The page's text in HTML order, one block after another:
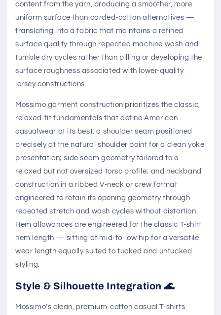
content from the yarn, producing a smoother, more
uniform surface than carded-cotton alternatives —
translating into a fabric that maintains a refined
surface quality through repeated machine wash and
tumble dry cycles rather than pilling or developing the
surface roughness associated with lower-quality
jersey constructions.
Mossimo garment construction prioritizes the classic,
relaxed-fit fundamentals that define American
casualwear at its best: a shoulder seam positioned
precisely at the natural shoulder point for a clean yoke
presentation; side seam geometry tailored to a
relaxed but not oversized torso profile; and neckband
construction in a ribbed V-neck or crew format
engineered to retain its opening geometry through
repeated stretch and wash cycles without distortion.
Hem allowances are engineered for the classic T-shirt
hem length — sitting at mid-to-low hip for a versatile
wear length equally suited to tucked and untucked
styling.
Style & Silhouette Integration 🌊
Mossimo's clean, premium-cotton casual T-shirts